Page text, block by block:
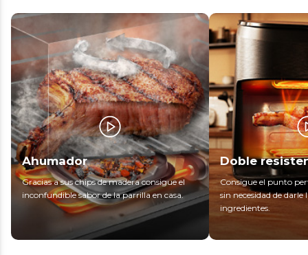
Ahumador
Gracias a sus chips de madera consigue el
inconfundible sabor de la parrilla en casa.
Doble
Consigue el punto
sin necesidad de darle
ingredientes.